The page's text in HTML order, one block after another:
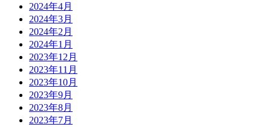
2024年4月
2024年3月
2024年2月
2024年1月
2023年12月
2023年11月
2023年10月
2023年9月
2023年8月
2023年7月